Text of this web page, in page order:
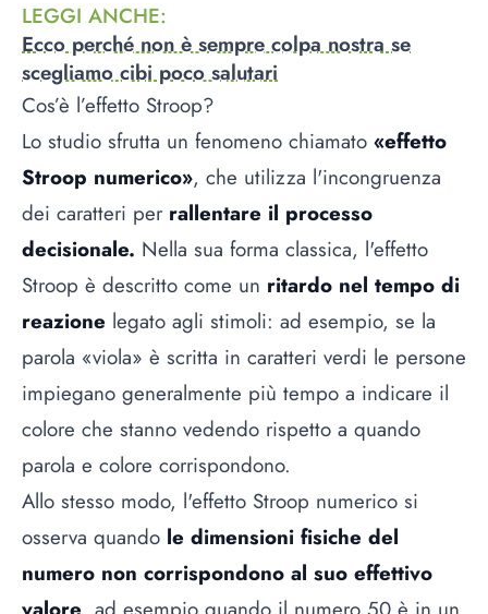
LEGGI ANCHE:
Ecco perché non è sempre colpa nostra se
scegliamo cibi poco salutari
Cos’è l’effetto Stroop?
Lo studio sfrutta un fenomeno chiamato «effetto
Stroop numerico», che utilizza l'incongruenza
dei caratteri per rallentare il processo
decisionale. Nella sua forma classica, l'effetto
Stroop è descritto come un ritardo nel tempo di
reazione legato agli stimoli: ad esempio, se la
parola «viola» è scritta in caratteri verdi le persone
impiegano generalmente più tempo a indicare il
colore che stanno vedendo rispetto a quando
parola e colore corrispondono.
Allo stesso modo, l'effetto Stroop numerico si
osserva quando le dimensioni fisiche del
numero non corrispondono al suo effettivo